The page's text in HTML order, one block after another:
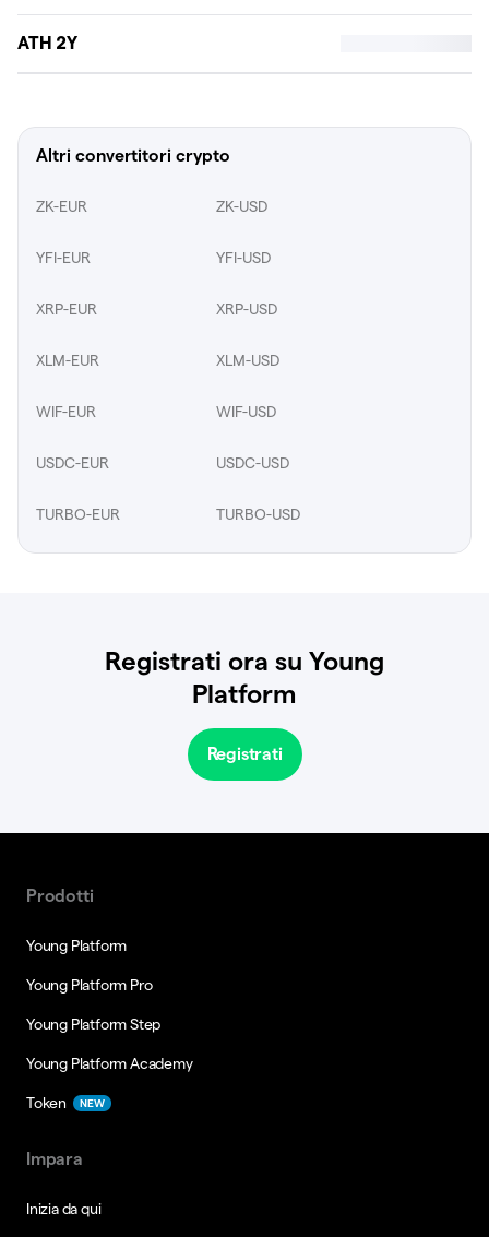
ATH 2Y
Altri convertitori crypto
ZK-EUR ZK-USD
YFI-EUR YFI-USD
XRP-EUR XRP-USD
XLM-EUR XLM-USD
WIF-EUR WIF-USD
USDC-EUR USDC-USD
TURBO-EUR TURBO-USD
Registrati ora su Young
Platform
Registrati
Prodotti
Young Platform
Young Platform Pro
Young Platform Step
Young Platform Academy
Token NEW
Impara
Inizia da qui